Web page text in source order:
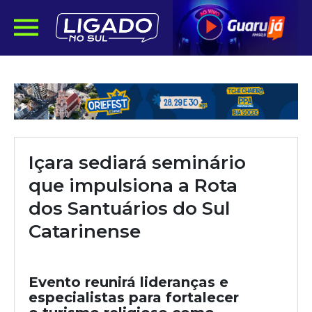
Içara sediará seminário
que impulsiona a Rota
dos Santuários do Sul
Catarinense
Evento reunirá lideranças e
especialistas para fortalecer